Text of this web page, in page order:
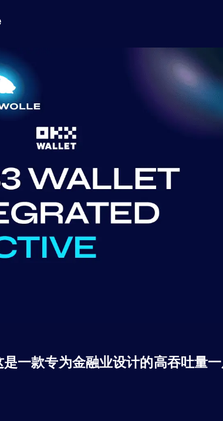
款专为金融业设计的高吞吐量